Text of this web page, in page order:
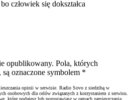
człowiek się dokształca
opublikowany. Pola, których
oznaczone symbolem *
opinii w serwisie. Radio Sovo z siedzibą w
osobowych dla celów związanych z korzystaniem z serwisu.